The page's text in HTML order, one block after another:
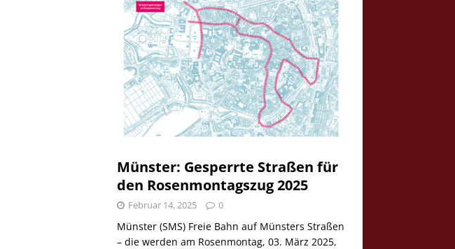
Münster: Gesperrte Straßen für
den Rosenmontagszug 2025
Februar 14, 2025 0
Münster (SMS) Freie Bahn auf Münsters Straßen
– die werden am Rosenmontag, 03. März 2025,